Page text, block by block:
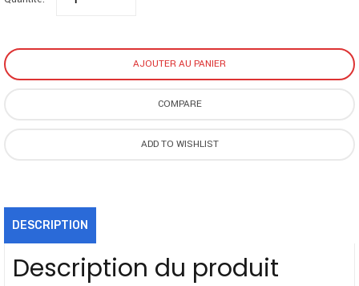
Naviguez avec les 3 boutons de commande pratiques et la molette
de défilement centrale
La technologie de suivi optique offre un suivi idéal sur la plupart des
AJOUTER AU PANIER
COMPARE
ADD TO WISHLIST
DESCRIPTION
Description du produit